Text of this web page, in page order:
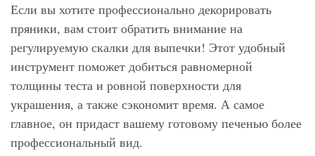
Если вы хотите профессионально декорировать
пряники, вам стоит обратить внимание на
регулируемую скалки для выпечки! Этот удобный
инструмент поможет добиться равномерной
толщины теста и ровной поверхности для
украшения, а также сэкономит время. А самое
главное, он придаст вашему готовому печенью более
профессиональный вид.